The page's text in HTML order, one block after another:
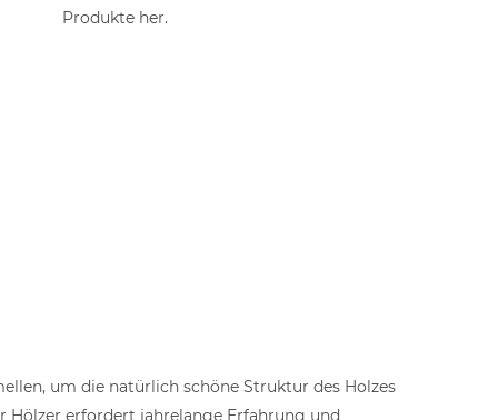
Produkte her.
um die natürlich schöne Struktur des Holzes
Hölzer erfordert jahrelange Erfahrung und